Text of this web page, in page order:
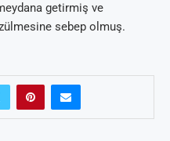
getirmiş ve
sebep olmuş.